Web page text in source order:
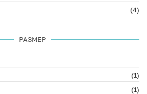
(4)
РАЗМЕР
(1)
(1)